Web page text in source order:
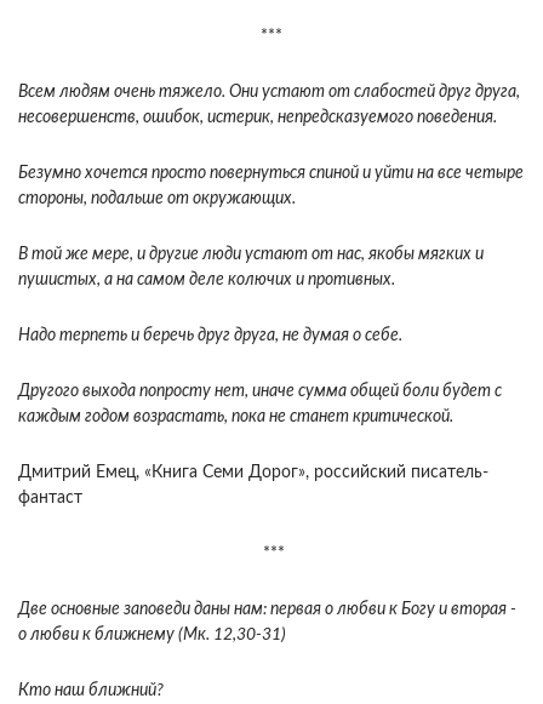
***
Всем людям очень тяжело. Они устают от слабостей друг друга,
несовершенств, ошибок, истерик, непредсказуемого поведения.
Безумно хочется просто повернуться спиной и уйти на все четыре
стороны, подальше от окружающих.
В той же мере, и другие люди устают от нас, якобы мягких и
пушистых, а на самом деле колючих и противных.
Надо терпеть и беречь друг друга, не думая о себе.
Другого выхода попросту нет, иначе сумма общей боли будет с
каждым годом возрастать, пока не станет критической.
Дмитрий Емец, «Книга Семи Дорог», российский писатель-
фантаст
***
Две основные заповеди даны нам: первая о любви к Богу и вторая -
о любви к ближнему (Мк. 12,30-31)
Кто наш ближний?